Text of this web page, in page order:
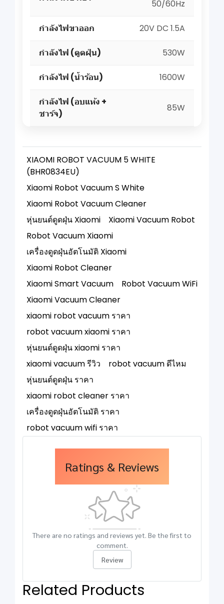
50/60Hz
กำลังไฟขาออก 20V DC 1.5A
กำลังไฟ (ดูดฝุ่น) 530W
กำลังไฟ (น้ำร้อน) 1600W
กำลังไฟ (อบแห้ง +
ชาร์จ)
85W
XIAOMI ROBOT VACUUM 5 WHITE
(BHR0834EU)
Xiaomi Robot Vacuum S White
Xiaomi Robot Vacuum Cleaner
หุ่นยนต์ดูดฝุ่น Xiaomi
Xiaomi Vacuum Robot
Robot Vacuum Xiaomi
เครื่องดูดฝุ่นอัตโนมัติ Xiaomi
Xiaomi Robot Cleaner
Xiaomi Smart Vacuum
Robot Vacuum WiFi
Xiaomi Vacuum Cleaner
xiaomi robot vacuum ราคา
robot vacuum xiaomi ราคา
หุ่นยนต์ดูดฝุ่น xiaomi ราคา
xiaomi vacuum รีวิว
robot vacuum ดีไหม
หุ่นยนต์ดูดฝุ่น ราคา
xiaomi robot cleaner ราคา
เครื่องดูดฝุ่นอัตโนมัติ ราคา
robot vacuum wifi ราคา
Ratings & Reviews
There are no ratings and reviews yet. Be the first to
comment.
Review
Related Products